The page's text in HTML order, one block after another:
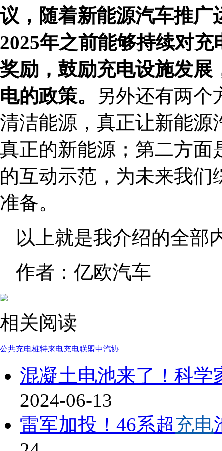
议，随着新能源汽车推广
2025年之前能够持续对
奖励，鼓励充电设施发展
电的政策。
另外还有两个
清洁能源，真正让新能源
真正的新能源；第二方面
的互动示范，为未来我们
准备。
以上就是我介绍的全部
作者：亿欧汽车
相关阅读
公共充电桩特来电充电联盟中汽协
混凝土电池来了！科学
2024-06-13
雷军加投！46系超充电